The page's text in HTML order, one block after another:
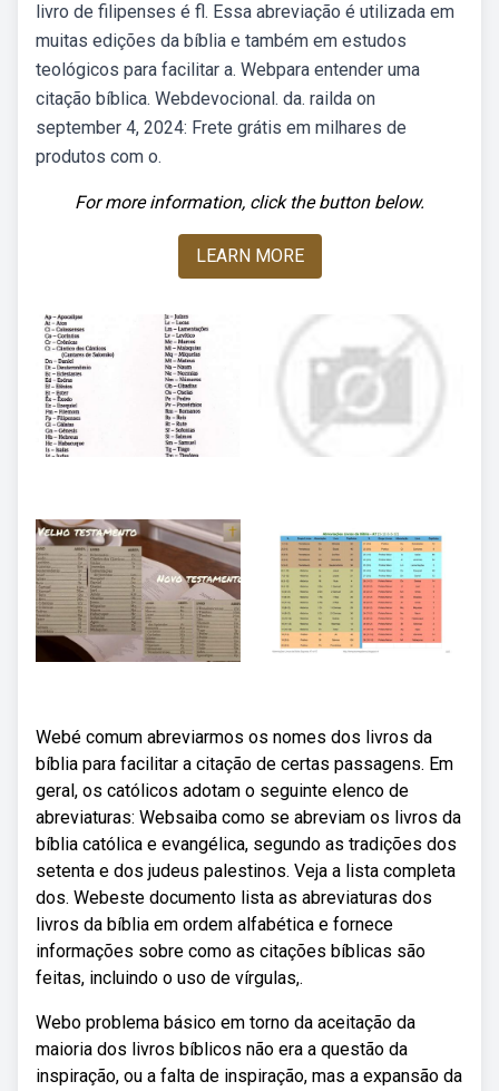
livro de filipenses é fl. Essa abreviação é utilizada em
muitas edições da bíblia e também em estudos
teológicos para facilitar a. Webpara entender uma
citação bíblica. Webdevocional. da. railda on
september 4, 2024: Frete grátis em milhares de
produtos com o.
For more information, click the button below.
LEARN MORE
Webé comum abreviarmos os nomes dos livros da
bíblia para facilitar a citação de certas passagens. Em
geral, os católicos adotam o seguinte elenco de
abreviaturas: Websaiba como se abreviam os livros da
bíblia católica e evangélica, segundo as tradições dos
setenta e dos judeus palestinos. Veja a lista completa
dos. Webeste documento lista as abreviaturas dos
livros da bíblia em ordem alfabética e fornece
informações sobre como as citações bíblicas são
feitas, incluindo o uso de vírgulas,.
Webo problema básico em torno da aceitação da
maioria dos livros bíblicos não era a questão da
inspiração, ou a falta de inspiração, mas a expansão da